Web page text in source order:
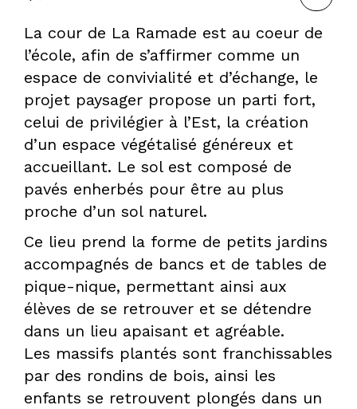
HERVÉ
GASTEL,
PAYSAGISTE
DPLG
La cour de La Ramade est au coeur de
l’école, afin de s’affirmer comme un
espace de convivialité et d’échange, le
projet paysager propose un parti fort,
celui de privilégier à l’Est, la création
d’un espace végétalisé généreux et
accueillant. Le sol est composé de
pavés enherbés pour être au plus
proche d’un sol naturel.
Ce lieu prend la forme de petits jardins
accompagnés de bancs et de tables de
pique-nique, permettant ainsi aux
élèves de se retrouver et se détendre
dans un lieu apaisant et agréable.
Les massifs plantés sont franchissables
par des rondins de bois, ainsi les
enfants se retrouvent plongés dans un